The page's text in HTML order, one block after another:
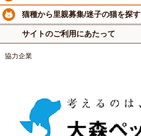
猫種から里親募集/迷子の猫を探す
サイトのご利用にあたって
協力企業